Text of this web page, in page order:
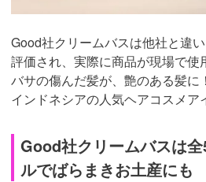
Good社クリームバスは他社と違
評価され、実際に商品が現場で使
バサの傷んだ髪が、艶のある髪に
インドネシアの人気ヘアコスメア
Good社クリームバスは
ルでばらまきお土産にも